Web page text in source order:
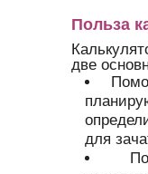
Польза
две
для